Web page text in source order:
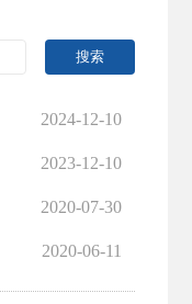
2024-12-10
2023-12-10
2020-07-30
2020-06-11